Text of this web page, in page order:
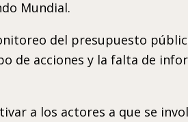
Mundial.
del presupuesto
de acciones y la falta de
a los actores a que se